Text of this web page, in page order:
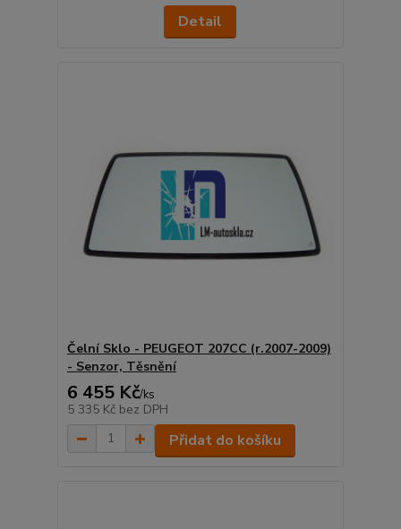
Detail
Čelní Sklo - PEUGEOT 207CC (r.2007-2009)
- Senzor, Těsnění
6 455 Kč/ks
5 335 Kč bez DPH
Přidat do košíku